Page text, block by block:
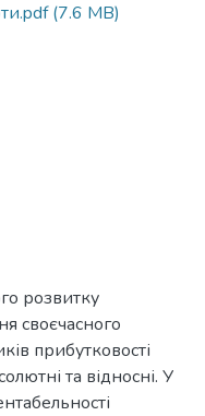
(7.6 MB)
розвитку
своєчасного
прибутковості
та відносні. У